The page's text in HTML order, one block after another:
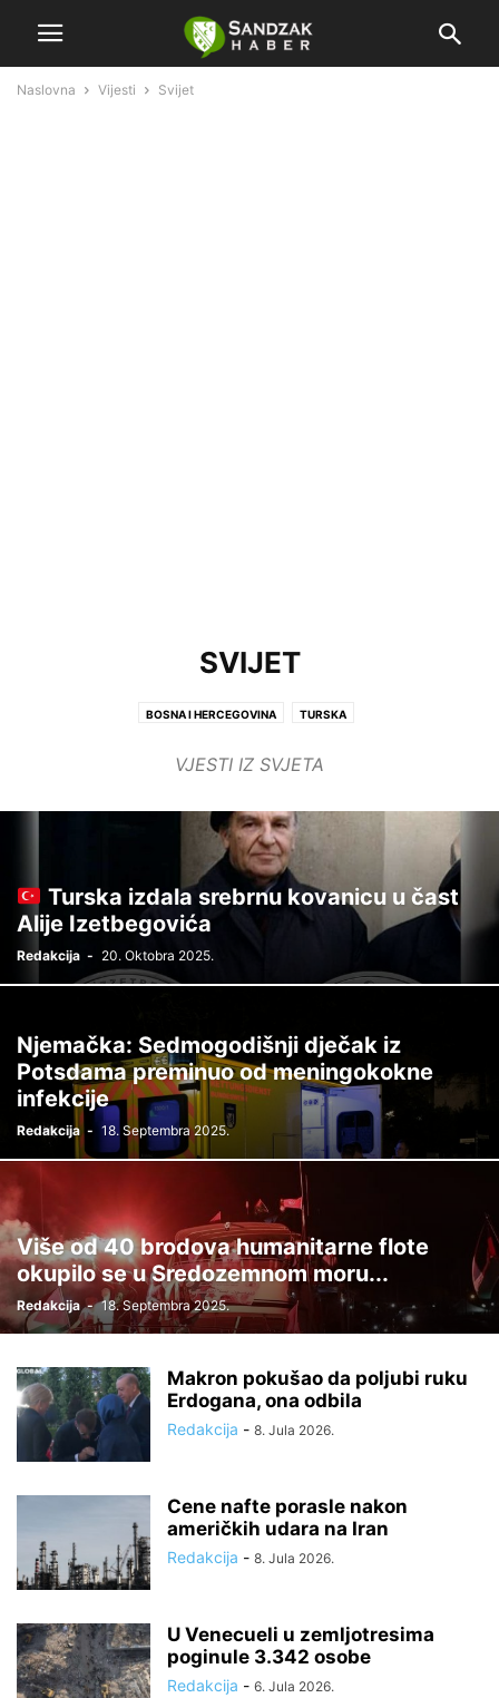
Naslovna Vijesti Svijet
SVIJET
BOSNA I HERCEGOVINA TURSKA
VJESTI IZ SVJETA
Turska izdala srebrnu kovanicu u čast
Alije Izetbegovića
Redakcija - 20. Oktobra 2025.
Njemačka: Sedmogodišnji dječak iz
Potsdama preminuo od meningokokne
infekcije
Redakcija - 18. Septembra 2025.
Više od 40 brodova humanitarne flote
okupilo se u Sredozemnom moru...
Redakcija - 18. Septembra 2025.
Makron pokušao da poljubi ruku
Erdogana, ona odbila
Redakcija - 8. Jula 2026.
Cene nafte porasle nakon
američkih udara na Iran
Redakcija - 8. Jula 2026.
U Venecueli u zemljotresima
poginule 3.342 osobe
Redakcija - 6. Jula 2026.